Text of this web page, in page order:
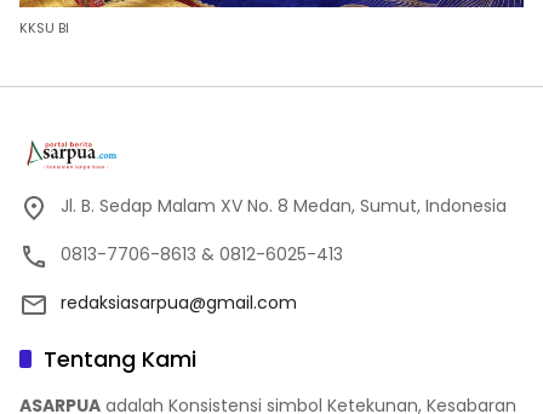
KKSU BI
Jl. B. Sedap Malam XV No. 8 Medan, Sumut, Indonesia
0813-7706-8613 & 0812-6025-413
redaksiasarpua@gmail.com
Tentang Kami
ASARPUA adalah Konsistensi simbol Ketekunan, Kesabaran